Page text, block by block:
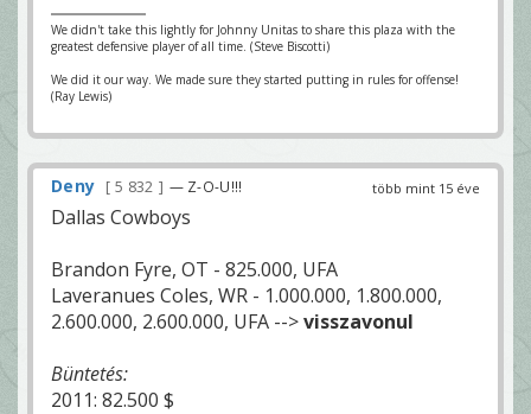
We didn't take this lightly for Johnny Unitas to share this plaza with the
greatest defensive player of all time. (Steve Biscotti)
We did it our way. We made sure they started putting in rules for offense!
(Ray Lewis)
több mint 15 éve
Deny 5 832 — Z-O-U!!!
Dallas Cowboys
Brandon Fyre, OT - 825.000, UFA
Laveranues Coles, WR - 1.000.000, 1.800.000,
2.600.000, 2.600.000, UFA -->visszavonul
Büntetés:
2011: 82.500 $